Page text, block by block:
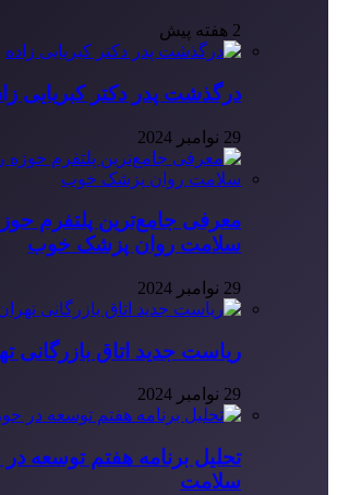
2 هفته پیش
درگذشت پدر دکتر کبریایی
29 نوامبر 2024
معرفی جامع‌ترین پلتفرم
سلامت روان پزشک خوب
29 نوامبر 2024
ریاست جدید اتاق بازرگانی
29 نوامبر 2024
تحلیل برنامه هفتم توسعه
سلامت